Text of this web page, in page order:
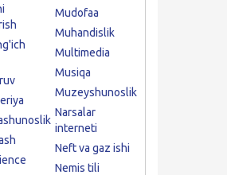
Mudofaa
Muhandislik
Multimedia
Musiqa
Muzeyshunoslik
Narsalar
interneti
Neft va gaz ishi
Nemis tili